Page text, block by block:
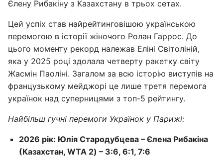
Єлену Рибакіну з Казахстану в трьох сетах.
Цей успіх став найрейтинговішою українською
перемогою в історії жіночого Ролан Гаррос. До
цього моменту рекорд належав Еліні Світоліній,
яка у 2025 році здолала четверту ракетку світу
Жасмін Паоліні. Загалом за всю історію виступів на
французькому мейджорі це лише третя перемога
українок над суперницями з топ-5 рейтингу.
Найбільш гучні перемоги Українок у Парижі:
2026 рік: Юлія Стародубцева – Єлена Рибакіна
(Казахстан, WTA 2) – 3:6, 6:1, 7:6